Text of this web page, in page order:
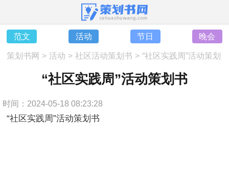
范文 活动 节日 晚会
策划书网 > 活动 > 社区活动策划书 > “社区实践周”活动策划
“社区实践周”活动策划书
时间：2024-05-18 08:23:28
“社区实践周”活动策划书